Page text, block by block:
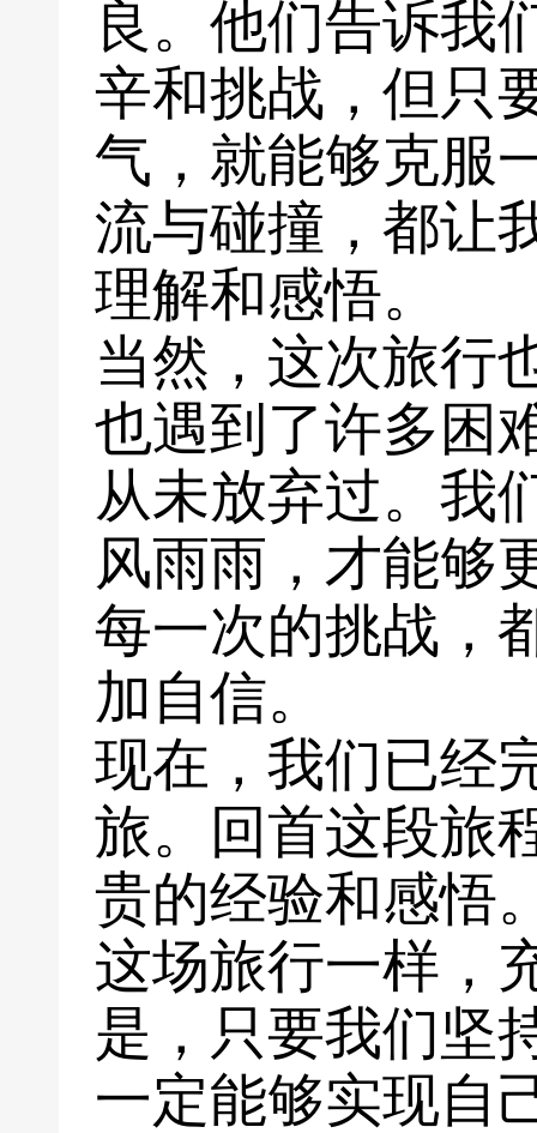
良。他们告诉我
辛和挑战，但只
气，就能够克服
流与碰撞，都让
理解和感悟。
当然，这次旅行
也遇到了许多困
从未放弃过。我
风雨雨，才能够
每一次的挑战，
加自信。
现在，我们已经
旅。回首这段旅
贵的经验和感悟
这场旅行一样，
是，只要我们坚
一定能够实现自